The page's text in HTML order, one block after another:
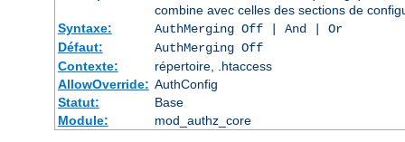
combine avec celles des sections de
Syntaxe:
AuthMerging Off | And | Or
Défaut:
AuthMerging Off
Contexte:
répertoire, .htaccess
AllowOverride: AuthConfig
Statut:
Base
Module:
mod_authz_core